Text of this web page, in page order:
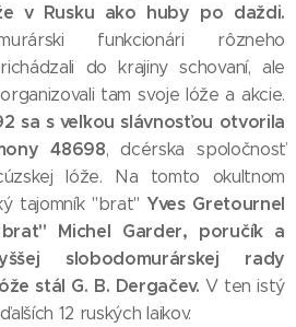
v Rusku ako huby po daždi.
funkcionári rôzneho
do krajiny schovaní, ale
tam svoje lóže a akcie.
sa s veľkou slávnosťou otvorila
48698, dcérska spoločnosť
lóže. Na tomto okultnom
tajomník "brat" Yves Gretournel
Michel Garder, poručík a
slobodomurárskej rady
stál G. B. Dergačev.V ten istý
12 ruských laikov.